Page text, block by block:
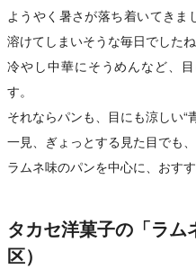
ようやく暑さが落ち着いてきま
溶けてしまいそうな毎日でしたね
冷やし中華にそうめんなど、
す。
それならパンも、目にも涼しい“
一見、ぎょっとする見た目でも
ラムネ味のパンを中心に、おす
タカセ洋菓子の「ラ
区）